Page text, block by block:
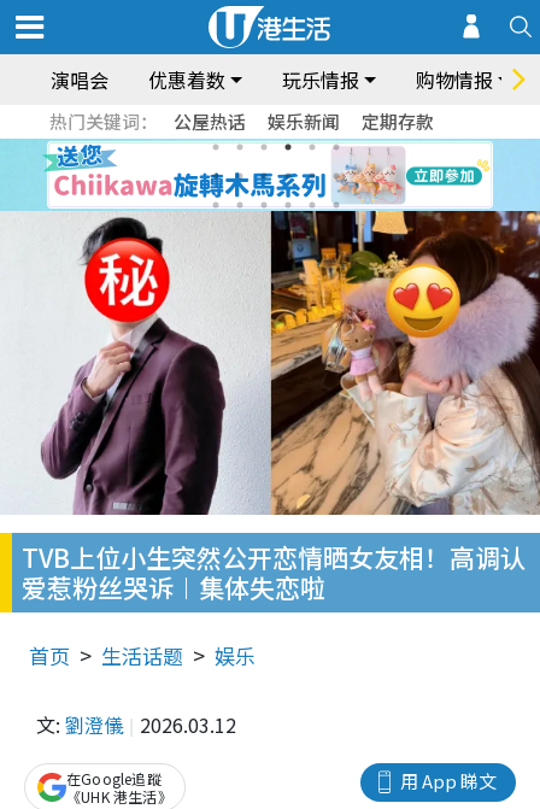
演唱会 优惠着数 玩乐情报 购物情报
热门关键词： 公屋热话 娱乐新闻 定期存款
TVB上位小生突然公开恋情晒女友相！高调认
爱惹粉丝哭诉︱集体失恋啦
首页 生活话题 娱乐
文: 劉澄儀 2026.03.12
用 App 睇文
在Google追蹤
《UHK 港生活》